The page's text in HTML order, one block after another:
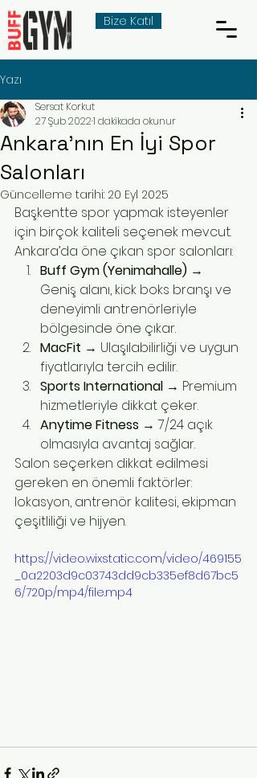
Bize Katıl
Yazı
Ankara’nın En İyi Spor
Salonları
Sersat Korkut
27 Şub 20221 dakikada okunur
Güncelleme tarihi: 20 Eyl 2025
Başkentte spor yapmak isteyenler
için birçok kaliteli seçenek mevcut.
Ankara’da öne çıkan spor salonları:
Buff Gym (Yenimahalle) →
Geniş alanı, kick boks branşı ve
deneyimli antrenörleriyle
bölgesinde öne çıkar.
MacFit → Ulaşılabilirliği ve uygun
fiyatlarıyla tercih edilir.
Sports International → Premium
hizmetleriyle dikkat çeker.
Anytime Fitness → 7/24 açık
olmasıyla avantaj sağlar.
Salon seçerken dikkat edilmesi
gereken en önemli faktörler:
lokasyon, antrenör kalitesi, ekipman
çeşitliliği ve hijyen.
https://video.wixstatic.com/video/469155
_0a2203d9c03743dd9cb335ef8d67bc5
6/720p/mp4/file.mp4